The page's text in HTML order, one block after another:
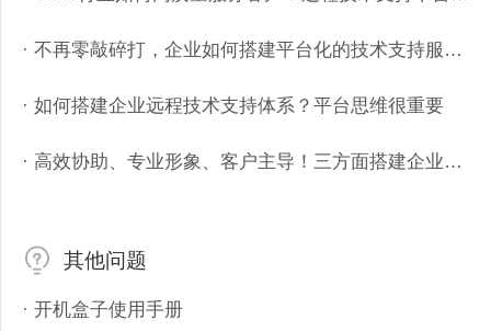
· 不再零敲碎打，企业如何搭建平台化的技术支持服务？
· 如何搭建企业远程技术支持体系？平台思维很重要
· 高效协助、专业形象、客户主导！三方面搭建企业技术支持专业口碑
其他问题
· 开机盒子使用手册